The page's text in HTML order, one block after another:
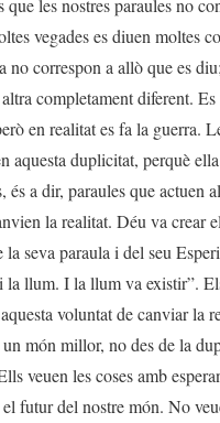
les nostres paraules no
vegades es diuen moltes
no correspon a allò que es
completament diferent. Es
en realitat es fa la guerra.
aquesta duplicitat, perquè
és a dir, paraules que actuen
la realitat. Déu va crear
la seva paraula i del seu
llum. I la llum va existir”.
voluntat de canviar la
món millor, no des de la
veuen les coses amb
el futur del nostre món. No